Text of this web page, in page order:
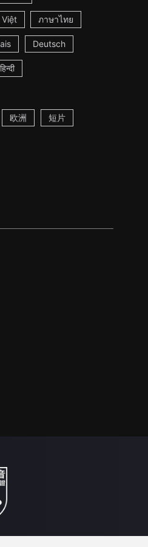
ภาษาไทย
Deutsch
हिन्दी
欧洲 短片